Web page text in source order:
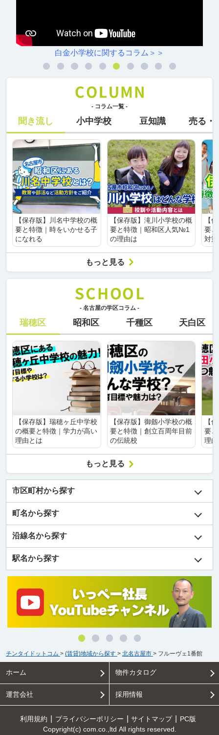
白金小学校に関するコラム＞＞
- コラム一覧 -
聞き流し 小中学校 豆知識 売る・
【保存版】川名中学校の概
要と特徴｜時をいかせる子
になれる
【保存版】滝川小学校の概
要と特徴｜昭和区人気№1
の理由は
【
要
対
もっと見る
- 名古屋の学区コラム -
瑞穂区 昭和区 千種区 天白区
【保存版】瑞穂ヶ丘中学校
の概要と特徴｜学力が高い
理由とは
【保存版】御劔小学校の概
要と特徴｜創立百周年目前
の伝統校
【
要
理
もっと見る
市区町村から探す
町名から探す
沿線名から探す
駅名から探す
チンタイドットコム > (賃貸)地域から探す > 北名古屋市 > フルーヴェ1番館
ホーム 物件カタログ
運営会社 採用情報
利用規約 プライバシーポリシー サイトマップ
PC版
Copyright(c) com.co.,ltd All rights reserved.